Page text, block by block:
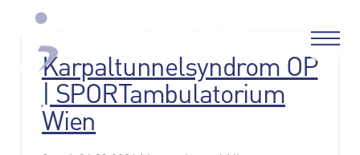
Karpaltunnelsyndrom OP
| SPORTambulatorium
Wien